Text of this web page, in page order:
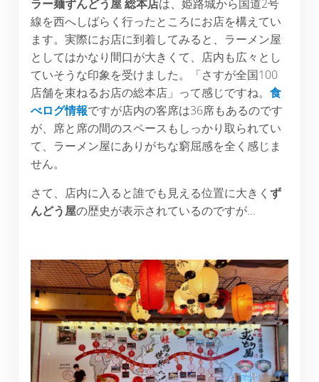
ラー麺ずんどう屋 総本店は、姫路城から国道2号
線を西へしばらく行ったところにお店を構えてい
ます。実際にお店に到着してみると、ラーメン屋
としてはかなり間口が大きくて、店内も広々とし
ていそうな印象を受けました。「さすが全国100
店舗を束ねるお店の総本店」って感じですね。 食
べログ情報ですが店内の客席は36席もあるのです
が、席と席の間のスペースもしっかり取られてい
て、ラーメン屋にありがちな窮屈感を全く感じま
せん。
さて、店内に入ると誰でも見える位置に大きく ず
んどう屋の歴史が表示されているのですが…